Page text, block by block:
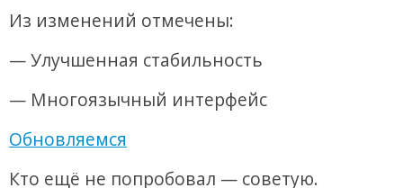
Из изменений отмечены:
— Улучшенная стабильность
— Многоязычный интерфейс
Обновляемся
Кто ещё не попробовал — советую.